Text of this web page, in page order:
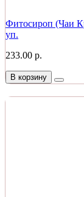
Фитосироп (Чаи
уп.
233.00 р.
В корзину